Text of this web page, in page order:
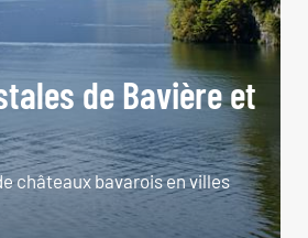
de Bavière et
châteaux bavarois en villes